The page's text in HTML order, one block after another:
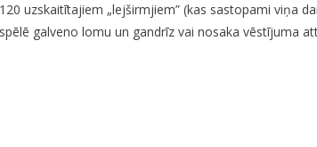
uzskaitītajiem „lejširmjiem” (kas sastopami viņa
galveno lomu un gandrīz vai nosaka vēstījuma